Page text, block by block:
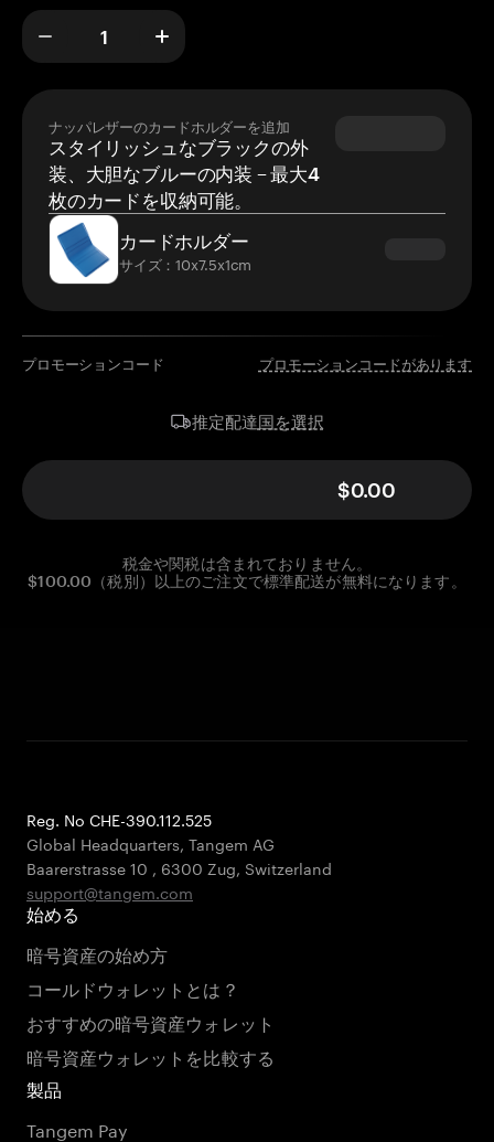
ナッパレザーのカードホルダーを追加
スタイリッシュなブラックの外
装、大胆なブルーの内装 – 最大4
枚のカードを収納可能。
カードホルダー
サイズ：10x7.5x1cm
プロモーションコード プロモーションコードがあります
推定配達国を選択
$0.00
税金や関税は含まれておりません。
$100.00（税別）以上のご注文で標準配送が無料になります。
Reg. No CHE-390.112.525
Global Headquarters, Tangem AG
Baarerstrasse 10 , 6300 Zug, Switzerland
support@tangem.com
始める
暗号資産の始め方
コールドウォレットとは？
おすすめの暗号資産ウォレット
暗号資産ウォレットを比較する
製品
Tangem Pay